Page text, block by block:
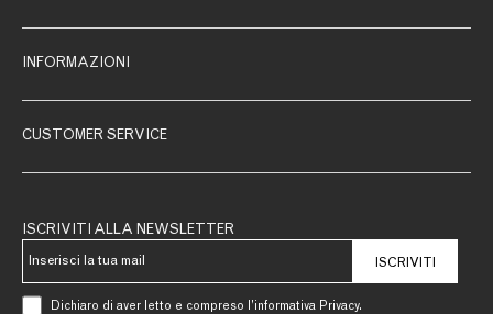
INFORMAZIONI
CUSTOMER SERVICE
ISCRIVITI ALLA NEWSLETTER
ISCRIVITI
Dichiaro di aver letto e compreso l’informativa Privacy.